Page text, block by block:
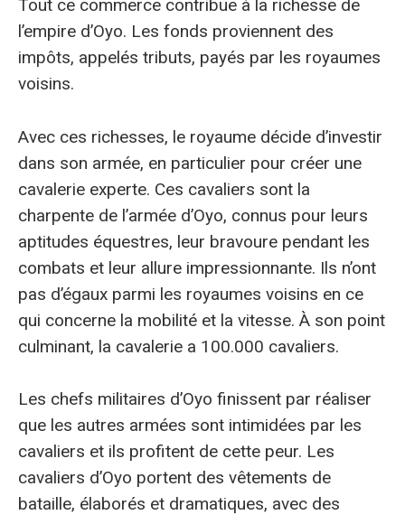
Tout ce commerce contribue à la richesse de
l’empire d’Oyo. Les fonds proviennent des
impôts, appelés tributs, payés par les royaumes
voisins.
Avec ces richesses, le royaume décide d’investir
dans son armée, en particulier pour créer une
cavalerie experte. Ces cavaliers sont la
charpente de l’armée d’Oyo, connus pour leurs
aptitudes équestres, leur bravoure pendant les
combats et leur allure impressionnante. Ils n’ont
pas d’égaux parmi les royaumes voisins en ce
qui concerne la mobilité et la vitesse. À son point
culminant, la cavalerie a 100.000 cavaliers.
Les chefs militaires d’Oyo finissent par réaliser
que les autres armées sont intimidées par les
cavaliers et ils profitent de cette peur. Les
cavaliers d’Oyo portent des vêtements de
bataille, élaborés et dramatiques, avec des